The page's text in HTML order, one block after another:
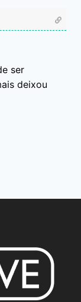
ser
deixou